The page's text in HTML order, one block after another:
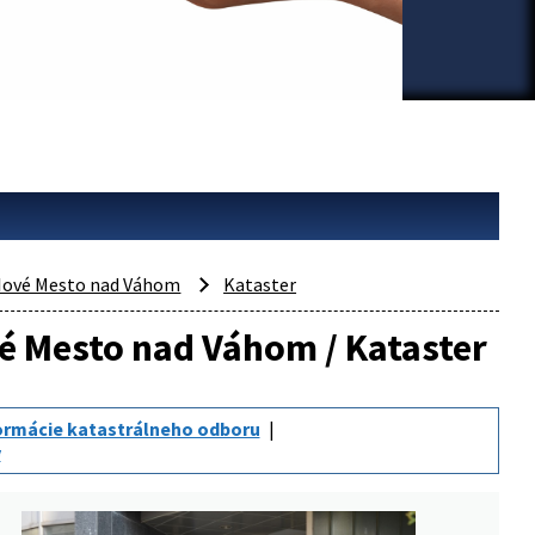
Mesto nad Váhom Kataster
Mesto nad Váhom / Kataster
katastrálneho odboru